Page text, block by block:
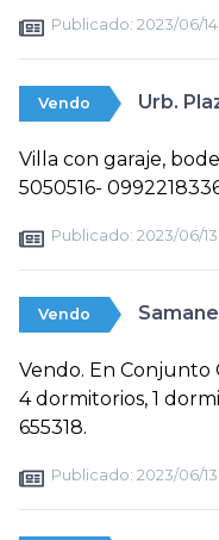
Publicado: 2023/06/14
Vendo Urb.
Villa con garaje,
5050516-
Publicado: 2023/06/13
Vendo
Vendo. En Conjunto
4 dormitorios, 1
655318.
Publicado: 2023/06/13